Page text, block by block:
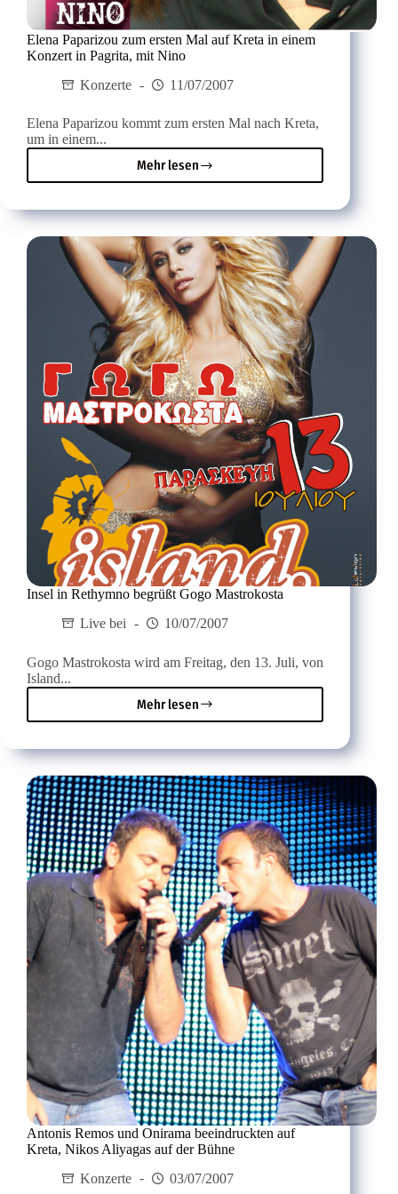
Elena Paparizou zum ersten Mal auf Kreta in einem
Konzert in Pagrita, mit Nino
Konzerte
11/07/2007
Elena Paparizou kommt zum ersten Mal nach Kreta,
um in einem...
Mehr lesen
Elena
Paparizou
ersten
Mal
auf
Kreta
in
einem
Konzert
in
Pagrita,
mit
Nino
Insel in Rethymno begrüßt Gogo Mastrokosta
Live bei
10/07/2007
Gogo Mastrokosta wird am Freitag, den 13. Juli, von
Island...
Mehr lesen
Insel
in
begrüßt
Gogo
Mastrokosta
Antonis Remos und Onirama beeindruckten auf
Kreta, Nikos Aliyagas auf der Bühne
Konzerte
03/07/2007